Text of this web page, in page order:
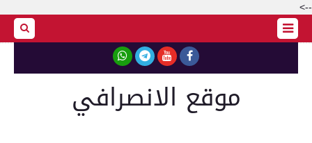
-->
موقع الانصرافي